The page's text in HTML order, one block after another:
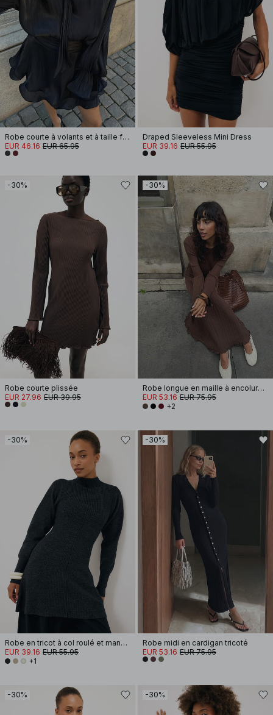
Robe courte à volants et à taille froncée
EUR 46.16 EUR 65.95
Draped Sleeveless Mini Dress
EUR 39.16 EUR 55.95
-30%
Robe courte plissée
EUR 27.96 EUR 39.95
-30%
Robe longue en maille à encolure ronde et volants
EUR 53.16 EUR 75.95
+2
-30%
Robe en tricot à col roulé et manches ballon
EUR 39.16 EUR 55.95
+1
-30%
Robe midi en cardigan tricoté
EUR 53.16 EUR 75.95
-30% -30%